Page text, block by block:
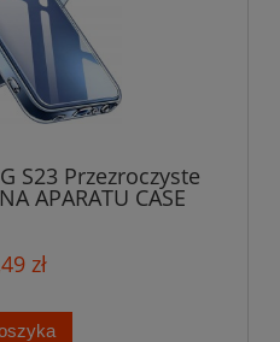
S23 Przezroczyste
APARATU CASE
zł